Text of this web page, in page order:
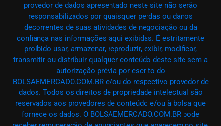
provedor de dados apresentado neste site não serão
responsabilizados por quaisquer perdas ou danos
decorrentes de suas atividades de negociação ou da
confiança nas informações aqui exibidas. É estritamente
proibido usar, armazenar, reproduzir, exibir, modificar,
transmitir ou distribuir qualquer conteúdo deste site sem a
autorização prévia por escrito do
BOLSAEMERCADO.COM.BR e/ou do respectivo provedor de
dados. Todos os direitos de propriedade intelectual são
reservados aos provedores de conteúdo e/ou à bolsa que
fornece os dados. O BOLSAEMERCADO.COM.BR pode